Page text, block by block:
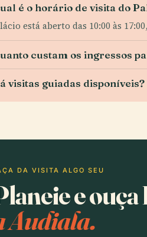
é o horário de visita do
está aberto das 10:00 às
custam os ingressos
visitas guiadas disponíveis?
DA VISITA ALGO SEU
e
Audiala.